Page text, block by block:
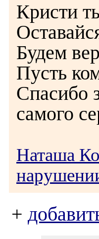
Кристи
Будем
Пусть
Спасибо
самого
Наташа
+